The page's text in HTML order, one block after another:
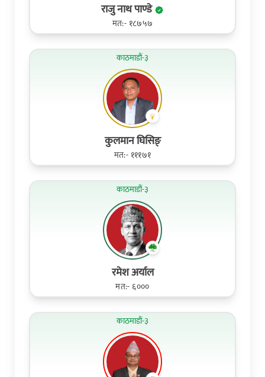
राजु नाथ पाण्डे
मत:- १८७५७
काठमाडौं-३
कुलमान घिसिङ्
मत:- १११७१
काठमाडौं-३
रमेश अर्याल
मत:- ६०००
काठमाडौं-३